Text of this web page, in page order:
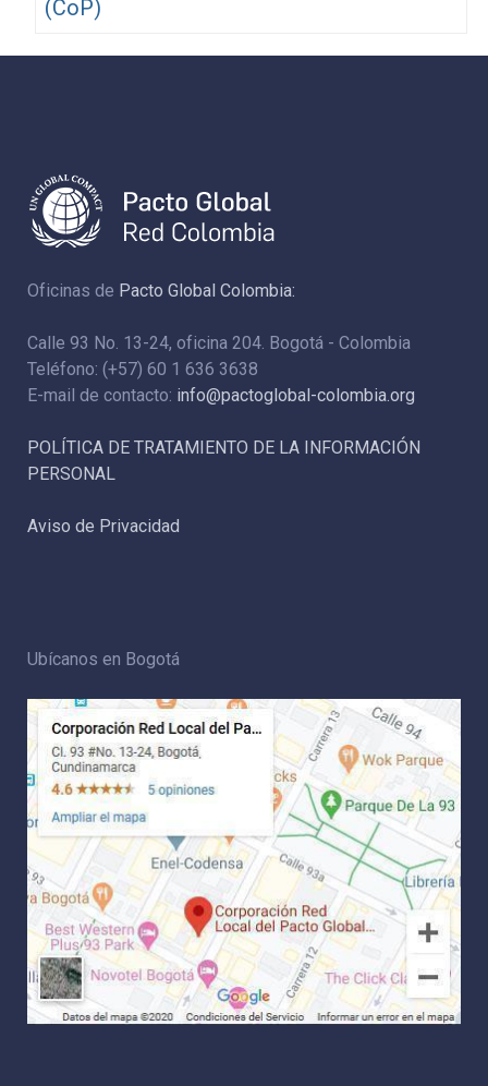
(CoP)
Oficinas de Pacto Global Colombia:
Calle 93 No. 13-24, oficina 204. Bogotá - Colombia
Teléfono: (+57) 60 1 636 3638
E-mail de contacto: info@pactoglobal-colombia.org
POLÍTICA DE TRATAMIENTO DE LA INFORMACIÓN
PERSONAL
Aviso de Privacidad
Ubícanos en Bogotá